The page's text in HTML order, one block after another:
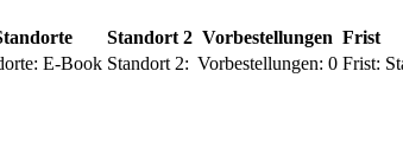
Standort 2 Vorbestellungen Frist
E-Book Standort 2: Vorbestellungen: 0 Frist: